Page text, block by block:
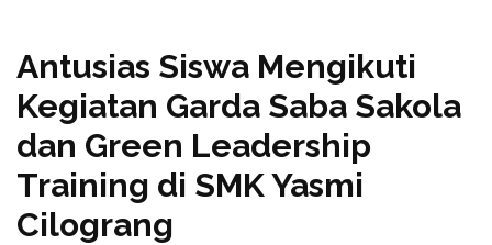
Antusias Siswa Mengikuti
Kegiatan Garda Saba Sakola
dan Green Leadership
Training di SMK Yasmi
Cilograng